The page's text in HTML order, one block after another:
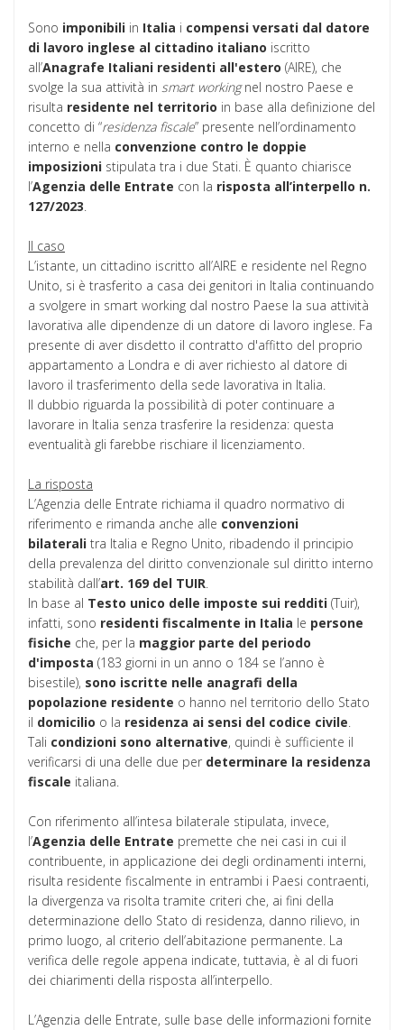
Sono imponibili in Italia i compensi versati dal datore
di lavoro inglese al cittadino italiano iscritto
all’Anagrafe Italiani residenti all'estero (AIRE), che
svolge la sua attività in smart workingnel nostro Paese e
risulta residente nel territorio in base alla definizione del
concetto di “residenza fiscale” presente nell’ordinamento
interno e nella convenzione contro le doppie
imposizioni stipulata tra i due Stati. È quanto chiarisce
l’Agenzia delle Entrate con la risposta all’interpello n.
127/2023.
Il caso
L’istante, un cittadino iscritto all’AIRE e residente nel Regno
Unito, si è trasferito a casa dei genitori in Italia continuando
a svolgere in smart working dal nostro Paese la sua attività
lavorativa alle dipendenze di un datore di lavoro inglese. Fa
presente di aver disdetto il contratto d'affitto del proprio
appartamento a Londra e di aver richiesto al datore di
lavoro il trasferimento della sede lavorativa in Italia.
Il dubbio riguarda la possibilità di poter continuare a
lavorare in Italia senza trasferire la residenza: questa
eventualità gli farebbe rischiare il licenziamento.
La risposta
L’Agenzia delle Entrate richiama il quadro normativo di
riferimento e rimanda anche alle convenzioni
bilaterali tra Italia e Regno Unito, ribadendo il principio
della prevalenza del diritto convenzionale sul diritto interno
stabilità dall’art. 169 del TUIR.
In base al Testo unico delle imposte sui redditi (Tuir),
infatti, sono residenti fiscalmente in Italia le persone
fisiche che, per la maggior parte del periodo
d'imposta (183 giorni in un anno o 184 se l’anno è
bisestile), sono iscritte nelle anagrafi della
popolazione residente o hanno nel territorio dello Stato
il domicilio o la residenza ai sensi del codice civile.
Tali condizioni sono alternative, quindi è sufficiente il
verificarsi di una delle due per determinare la residenza
fiscale italiana.
Con riferimento all’intesa bilaterale stipulata, invece,
l’Agenzia delle Entrate premette che nei casi in cui il
contribuente, in applicazione dei degli ordinamenti interni,
risulta residente fiscalmente in entrambi i Paesi contraenti,
la divergenza va risolta tramite criteri che, ai fini della
determinazione dello Stato di residenza, danno rilievo, in
primo luogo, al criterio dell’abitazione permanente. La
verifica delle regole appena indicate, tuttavia, è al di fuori
dei chiarimenti della risposta all’interpello.
L’Agenzia delle Entrate, sulle base delle informazioni fornite